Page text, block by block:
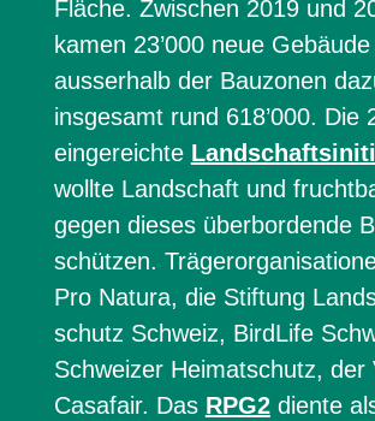
Fläche. Zwischen 2019 und
kamen 23’000 neue Gebäude
ausserhalb der Bauzonen
insgesamt rund 618’000. Die
eingereichte
wollte Landschaft und
gegen dieses überbordende
schützen.
Pro Natura, die Stiftung
schutz Schweiz, BirdLife
Schweizer Heimatschutz, der
Casafair. Das RPG2diente